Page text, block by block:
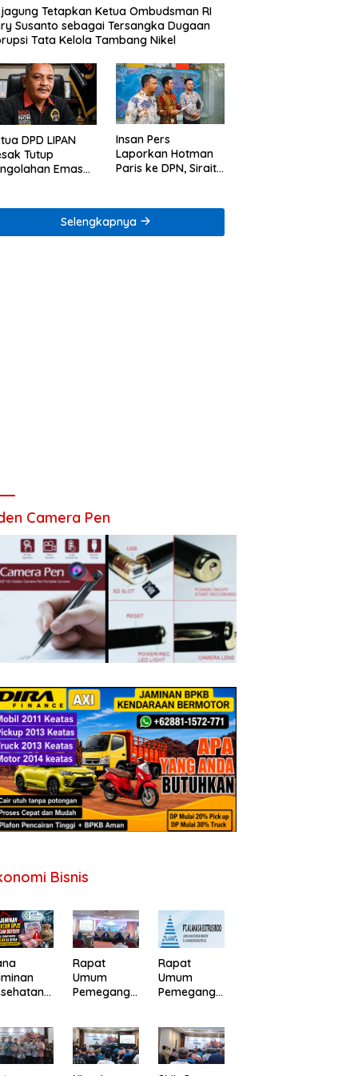
Tetapkan Ketua Ombudsman RI
Susanto sebagai Tersangka Dugaan
Tata Kelola Tambang Nikel
DPD LIPAN
Tutup
Emas
Insan Pers
Laporkan Hotman
Paris ke DPN, Sirait
Etik
Selengkapnya
Camera Pen
Bisnis
Rapat
Umum
Pemegang
Gapuraprim
a Tbk
Tahun Buku
Rapat
Umum
Pemegang
Alakasa
Industrindo
Tbk 2026